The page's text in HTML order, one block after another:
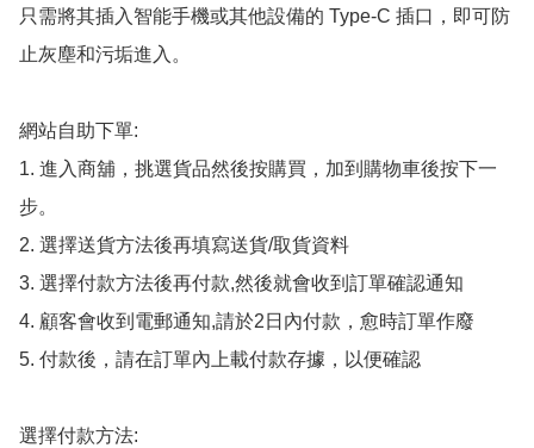
只需將其插入智能手機或其他設備的 Type-C 插口，即可防
止灰塵和污垢進入。
網站自助下單:
1. 進入商舖，挑選貨品然後按購買，加到購物車後按下一
步。
2. 選擇送貨方法後再填寫送貨/取貨資料
3. 選擇付款方法後再付款,然後就會收到訂單確認通知
4. 顧客會收到電郵通知,請於2日內付款，愈時訂單作廢
5. 付款後，請在訂單內上載付款存據，以便確認
選擇付款方法: